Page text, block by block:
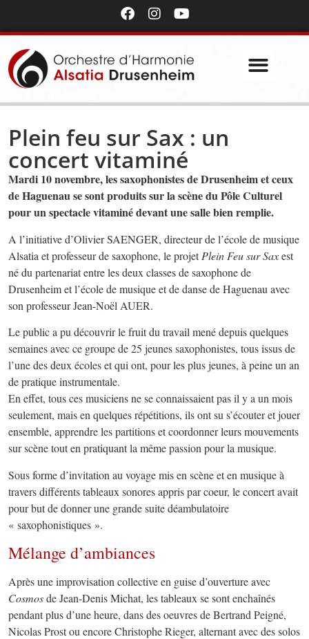
Plein feu sur Sax : un
concert vitaminé
Mardi 10 novembre, les saxophonistes de Drusenheim et ceux
de Haguenau se sont produits sur la scène du Pôle Culturel
pour un spectacle vitaminé devant une salle bien remplie.
A l’initiative d’Olivier SAENGER, directeur de l’école de musique
Alsatia et professeur de saxophone, le projetPlein Feu sur Saxest
né du partenariat entre les deux classes de saxophone de
Drusenheim et l’école de musique et de danse de Haguenau avec
son professeur Jean-Noël AUER.
Le public a pu découvrir le fruit du travail mené depuis quelques
semaines avec ce groupe de 25 jeunes saxophonistes, tous issus de
l’une des deux écoles et qui ont, pour les plus jeunes, à peine un an
de pratique instrumentale.
En effet, tous ces musiciens ne se connaissaient pas il y a un mois
seulement, mais en quelques répétitions, ils ont su s’écouter et jouer
ensemble, apprendre les partitions et coordonner leurs mouvements
sur scène tout en pratiquant la même passion pour la musique.
Sous forme d’invitation au voyage mis en scène et en musique à
travers différents tableaux sonores appris par coeur, le concert avait
pour but de donner une grande suite déambulatoire
« saxophonistiques ».
Mélange d’ambiances
Après une improvisation collective en guise d’ouverture avec
Cosmosde Jean-Denis Michat, les tableaux se sont enchaînés
pendant plus d’une heure, dans des oeuvres de Bertrand Peigné,
Nicolas Prost ou encore Christophe Rieger, alternant avec des solos